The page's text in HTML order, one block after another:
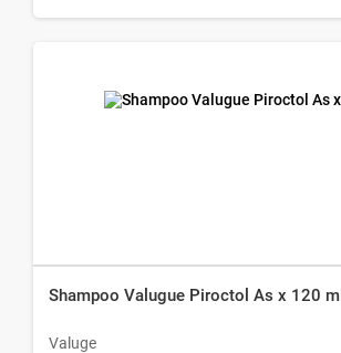
Shampoo Valugue Piroctol As x 120 ml
Valuge